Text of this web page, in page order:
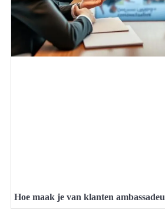
Hoe maak je van klanten